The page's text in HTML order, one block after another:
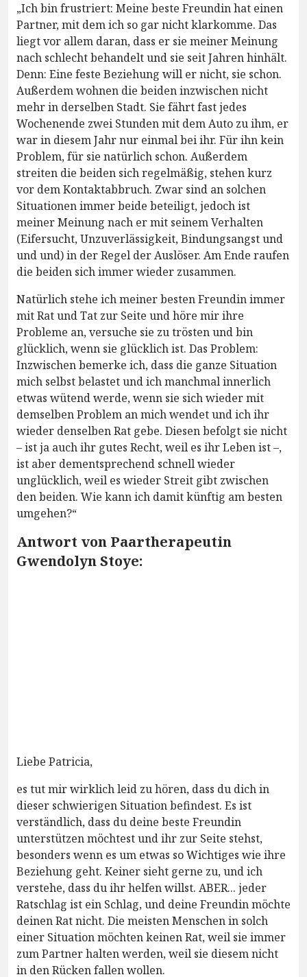
„Ich bin frustriert: Meine beste Freundin hat einen
Partner, mit dem ich so gar nicht klarkomme. Das
liegt vor allem daran, dass er sie meiner Meinung
nach schlecht behandelt und sie seit Jahren hinhält.
Denn: Eine feste Beziehung will er nicht, sie schon.
Außerdem wohnen die beiden inzwischen nicht
mehr in derselben Stadt. Sie fährt fast jedes
Wochenende zwei Stunden mit dem Auto zu ihm, er
war in diesem Jahr nur einmal bei ihr. Für ihn kein
Problem, für sie natürlich schon. Außerdem
streiten die beiden sich regelmäßig, stehen kurz
vor dem Kontaktabbruch. Zwar sind an solchen
Situationen immer beide beteiligt, jedoch ist
meiner Meinung nach er mit seinem Verhalten
(Eifersucht, Unzuverlässigkeit, Bindungsangst und
und und) in der Regel der Auslöser. Am Ende raufen
die beiden sich immer wieder zusammen.
Natürlich stehe ich meiner besten Freundin immer
mit Rat und Tat zur Seite und höre mir ihre
Probleme an, versuche sie zu trösten und bin
glücklich, wenn sie glücklich ist. Das Problem:
Inzwischen bemerke ich, dass die ganze Situation
mich selbst belastet und ich manchmal innerlich
etwas wütend werde, wenn sie sich wieder mit
demselben Problem an mich wendet und ich ihr
wieder denselben Rat gebe. Diesen befolgt sie nicht
– ist ja auch ihr gutes Recht, weil es ihr Leben ist –,
ist aber dementsprechend schnell wieder
unglücklich, weil es wieder Streit gibt zwischen
den beiden. Wie kann ich damit künftig am besten
umgehen?“
Antwort von Paartherapeutin
Gwendolyn Stoye:
Liebe Patricia,
es tut mir wirklich leid zu hören, dass du dich in
dieser schwierigen Situation befindest. Es ist
verständlich, dass du deine beste Freundin
unterstützen möchtest und ihr zur Seite stehst,
besonders wenn es um etwas so Wichtiges wie ihre
Beziehung geht. Keiner sieht gerne zu, und ich
verstehe, dass du ihr helfen willst. ABER... jeder
Ratschlag ist ein Schlag, und deine Freundin möchte
deinen Rat nicht. Die meisten Menschen in solch
einer Situation möchten keinen Rat, weil sie immer
zum Partner halten werden, weil sie diesem nicht
in den Rücken fallen wollen.